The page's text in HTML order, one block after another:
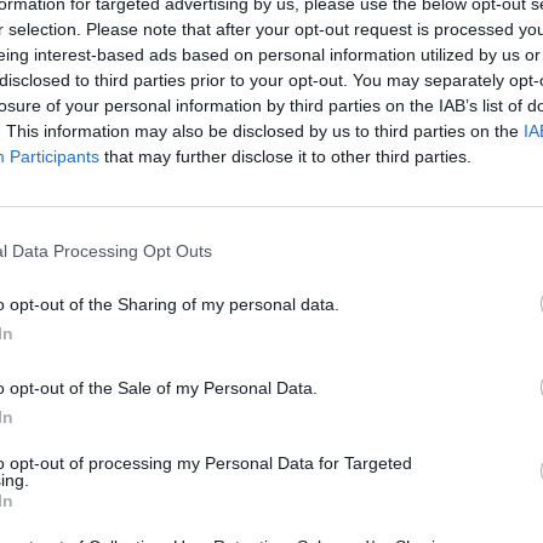
selection. Please note that after your opt-out request is processed
interest-based ads based on personal information utilized by us
to third parties prior to your opt-out. You may separately
of your personal information by third parties on the IAB’s list of
This information may also be disclosed by us to third parties on the
Participants that may further disclose it to other third parties.
Data Processing Opt Outs
opt-out of the Sharing of my personal data.
opt-out of the Sale of my Personal Data.
opt-out of processing my Personal Data for Targeted
Via Confalonieri, 5
Castronno
abbiamo a cuore l'informazione del nostro
sempre in prima linea per informarvi in modo